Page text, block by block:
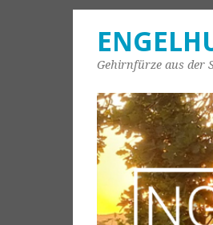
Gehirnfürze aus der